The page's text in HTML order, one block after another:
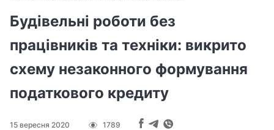
Будівельні роботи без
працівників та техніки: викрито
схему незаконного формування
податкового кредиту
15 вересня 2020 1789